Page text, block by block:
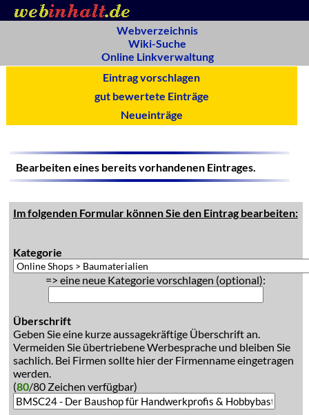
Webverzeichnis
Wiki-Suche
Online Linkverwaltung
Eintrag vorschlagen
gut bewertete Einträge
Neueinträge
Bearbeiten eines bereits vorhandenen Eintrages.
Im folgenden Formular können Sie den Eintrag bearbeiten:
Kategorie
=> eine neue Kategorie vorschlagen (optional):
Überschrift
Geben Sie eine kurze aussagekräftige Überschrift an.
Vermeiden Sie übertriebene Werbesprache und bleiben Sie
sachlich. Bei Firmen sollte hier der Firmenname eingetragen
werden.
(80/80 Zeichen verfügbar)